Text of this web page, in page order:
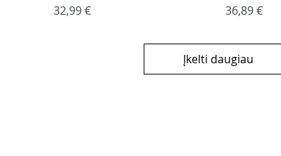
Kaina
32,99 €
Kaina
36,89 €
Įkelti daugiau